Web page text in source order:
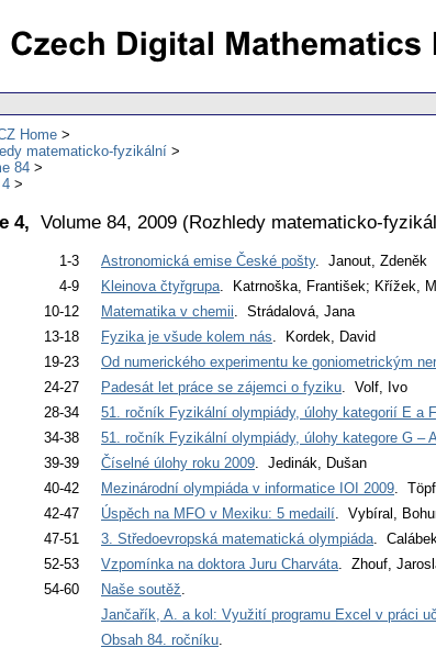
Home
matematicko-fyzikální
84
4, Volume 84, 2009 (Rozhledy matematicko-
1-3 Astronomická emise České pošty. Janout, Zdeněk
4-9
Kleinova čtyřgrupa. Katrnoška, František; Křížek,
10-12
Matematika v chemii. Strádalová, Jana
13-18
Fyzika je všude kolem nás. Kordek, David
19-23
Od numerického experimentu ke goniometrickým
24-27
Padesát let práce se zájemci o fyziku. Volf, Ivo
28-34
51. ročník Fyzikální olympiády, úlohy kategorií E a F
34-38
51. ročník Fyzikální olympiády, úlohy kategore G –
39-39
Číselné úlohy roku 2009. Jedinák, Dušan
40-42
Mezinárodní olympiáda v informatice IOI 2009.
42-47
Úspěch na MFO v Mexiku: 5 medailí. Vybíral,
47-51
3. Středoevropská matematická olympiáda.
52-53
Vzpomínka na doktora Juru Charváta. Zhouf,
54-60
Naše soutěž.
Jančařík, A. a kol: Využití programu Excel v práci
Obsah 84. ročníku.